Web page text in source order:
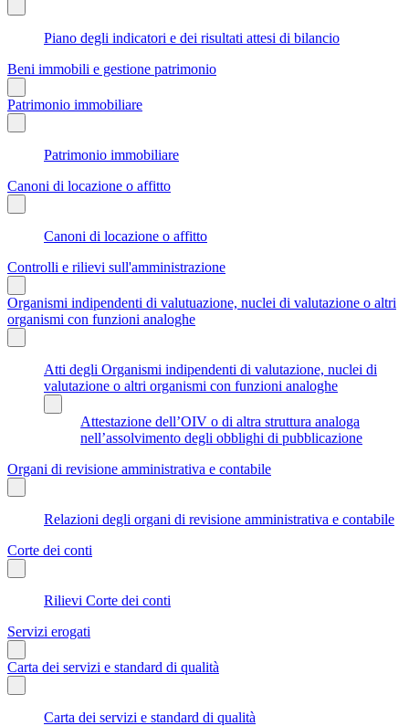
Piano degli indicatori e dei risultati attesi di bilancio
Beni immobili e gestione patrimonio
Patrimonio immobiliare
Patrimonio immobiliare
Canoni di locazione o affitto
Canoni di locazione o affitto
Controlli e rilievi sull'amministrazione
Organismi indipendenti di valutuazione, nuclei di valutazione o altri
organismi con funzioni analoghe
Atti degli Organismi indipendenti di valutazione, nuclei di
valutazione o altri organismi con funzioni analoghe
Attestazione dell’OIV o di altra struttura analoga
nell’assolvimento degli obblighi di pubblicazione
Organi di revisione amministrativa e contabile
Relazioni degli organi di revisione amministrativa e contabile
Corte dei conti
Rilievi Corte dei conti
Servizi erogati
Carta dei servizi e standard di qualità
Carta dei servizi e standard di qualità